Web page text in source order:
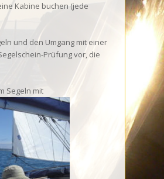
Kabine buchen (jede
und den Umgang mit einer
Prüfung vor, die
Segeln mit